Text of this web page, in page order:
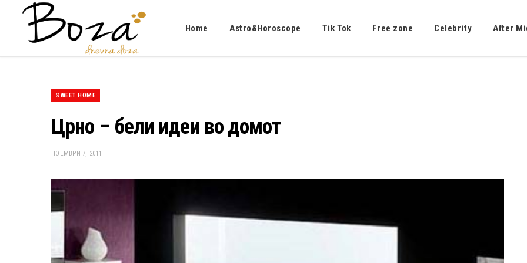
Home Astro&Horoscope Tik Tok Free zone Celebrity After
SWEET HOME
Црно – бели идеи во домот
НОЕМВРИ 7, 2011